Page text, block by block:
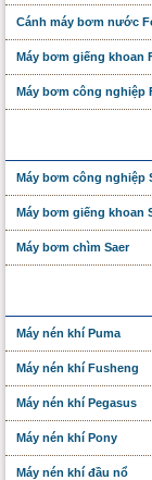
Cánh máy bơm nước
Máy bơm giếng khoan
Máy bơm công nghiệp
Máy bơm công nghiệp
Máy bơm giếng khoan
Máy bơm chìm Saer
Máy nén khí Puma
Máy nén khí Fusheng
Máy nén khí Pegasus
Máy nén khí Pony
Máy nén khí đầu nổ